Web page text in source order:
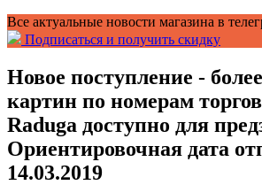
Все актуальные новости магазина в
Подписаться и получить скидку
Новое поступление -
картин по номерам
Raduga доступно для
Ориентировочная дата
14.03.2019